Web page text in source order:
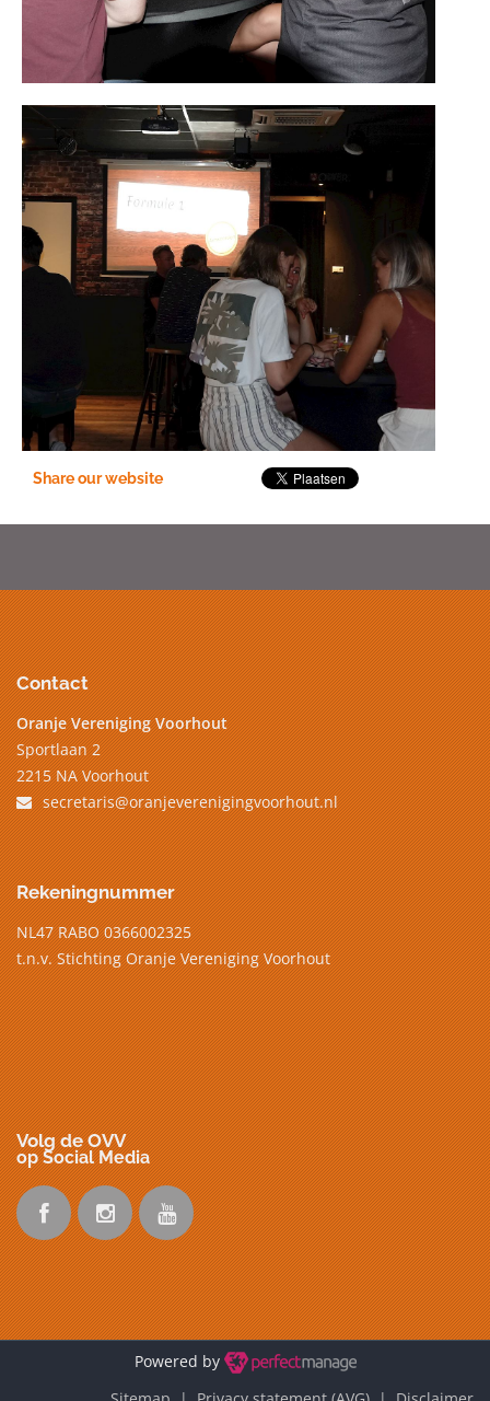
Share our website
Contact
Oranje Vereniging Voorhout
Sportlaan 2
2215 NA Voorhout
secretaris@oranjeverenigingvoorhout.nl
Rekeningnummer
NL47 RABO 0366002325
t.n.v. Stichting Oranje Vereniging Voorhout
Volg de OVV
op Social Media
Powered by